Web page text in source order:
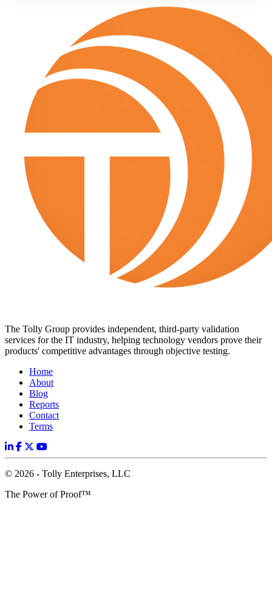
The Tolly Group provides independent, third-party validation
services for the IT industry, helping technology vendors prove their
products' competitive advantages through objective testing.
Home
About
Blog
Reports
Contact
Terms
© 2026 - Tolly Enterprises, LLC
The Power of Proof™